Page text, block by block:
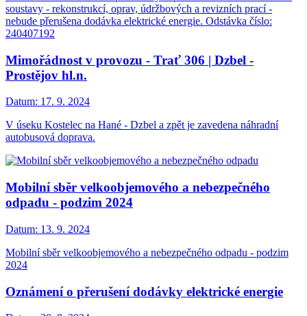
soustavy - rekonstrukcí, oprav, údržbových a revizních prací -
nebude přerušena dodávka elektrické energie. Odstávka číslo:
240407192
Mimořádnost v provozu - Trať 306 | Dzbel -
Prostějov hl.n.
Datum: 17. 9. 2024
V úseku Kostelec na Hané - Dzbel a zpět je zavedena náhradní
autobusová doprava.
Mobilní sběr velkoobjemového a nebezpečného
odpadu - podzim 2024
Datum: 13. 9. 2024
Mobilní sběr velkoobjemového a nebezpečného odpadu - podzim
2024
Oznámení o přerušení dodávky elektrické energie